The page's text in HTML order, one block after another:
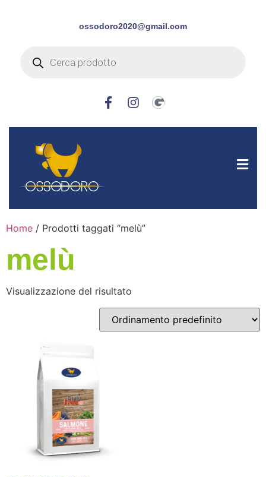
ossodoro2020@gmail.com
Home / Prodotti taggati “melù”
melù
Visualizzazione del risultato